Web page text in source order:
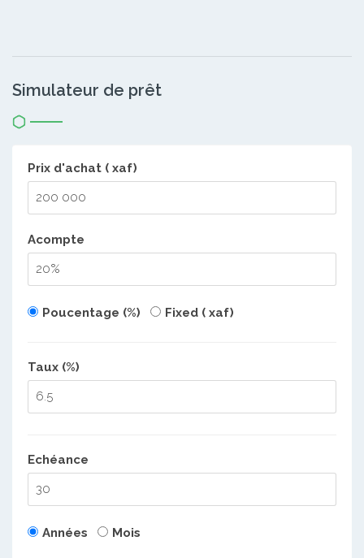
Simulateur de prêt
Prix d'achat ( xaf)
Acompte
Poucentage (%) Fixed ( xaf)
Taux (%)
Echéance
Années Mois